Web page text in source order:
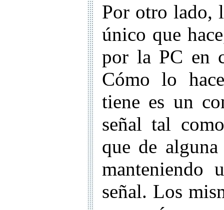
Por otro lado,
único que
por la PC en
Cómo lo
tiene es un
señal tal
que de alguna
manteniendo
señal. Los